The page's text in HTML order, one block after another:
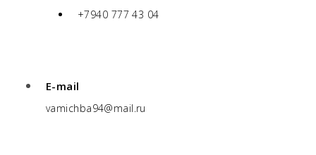
+7940 777 43 04
E-mail
vamichba94@mail.ru